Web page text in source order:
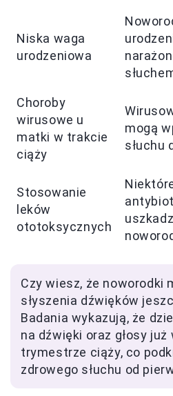
Niska waga
urodzeniowa
Choroby
wirusowe u
matki w trakcie
ciąży
mogą
słuchu
Stosowanie
leków
ototoksycznych
Czy wiesz, że noworodki
słyszenia dźwięków
Badania wykazują, że
na dźwięki oraz głosy
trymestrze ciąży, co
zdrowego słuchu od